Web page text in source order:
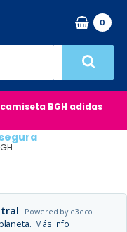
0
BGH adidas
Powered by e3eco
Más info